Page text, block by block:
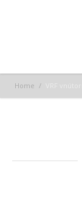
Home /